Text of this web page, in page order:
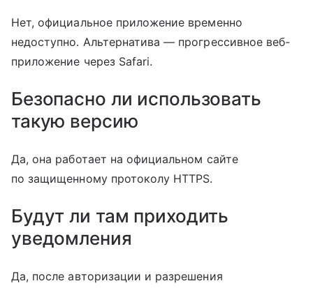
Нет, официальное приложение временно
недоступно. Альтернатива — прогрессивное веб-
приложение через Safari.
Безопасно ли использовать
такую версию
Да, она работает на официальном сайте
по защищенному протоколу HTTPS.
Будут ли там приходить
уведомления
Да, после авторизации и разрешения